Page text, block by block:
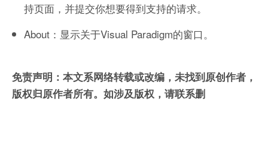
持页面，并提交你想要得到支持的请求。
About：显示关于Visual Paradigm的窗口。
免责声明：本文系网络转载或改编，未找到原创作者，
版权归原作者所有。如涉及版权，请联系删